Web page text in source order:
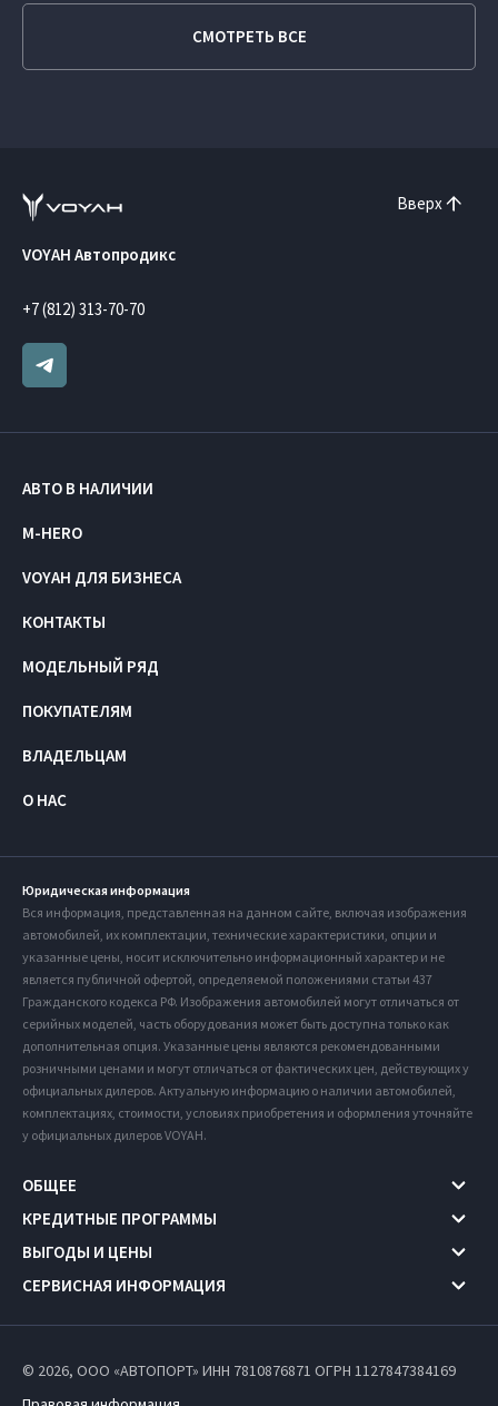
СМОТРЕТЬ ВСЕ
Вверх
VOYAH Автопродикс
+7 (812) 313-70-70
АВТО В НАЛИЧИИ
M-HERO
VOYAH ДЛЯ БИЗНЕСА
КОНТАКТЫ
МОДЕЛЬНЫЙ РЯД
ПОКУПАТЕЛЯМ
ВЛАДЕЛЬЦАМ
О НАС
Юридическая информация
Вся информация, представленная на данном сайте, включая изображения
автомобилей, их комплектации, технические характеристики, опции и
указанные цены, носит исключительно информационный характер и не
является публичной офертой, определяемой положениями статьи 437
Гражданского кодекса РФ. Изображения автомобилей могут отличаться от
серийных моделей, часть оборудования может быть доступна только как
дополнительная опция. Указанные цены являются рекомендованными
розничными ценами и могут отличаться от фактических цен, действующих у
официальных дилеров. Актуальную информацию о наличии автомобилей,
комплектациях, стоимости, условиях приобретения и оформления уточняйте
у официальных дилеров VOYAH.
ОБЩЕЕ
КРЕДИТНЫЕ ПРОГРАММЫ
ВЫГОДЫ И ЦЕНЫ
СЕРВИСНАЯ ИНФОРМАЦИЯ
© 2026, ООО «АВТОПОРТ» ИНН 7810876871 ОГРН 1127847384169